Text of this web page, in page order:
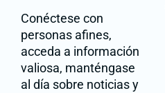
Conéctese con
personas afines,
acceda a información
valiosa, manténgase
al día sobre noticias y